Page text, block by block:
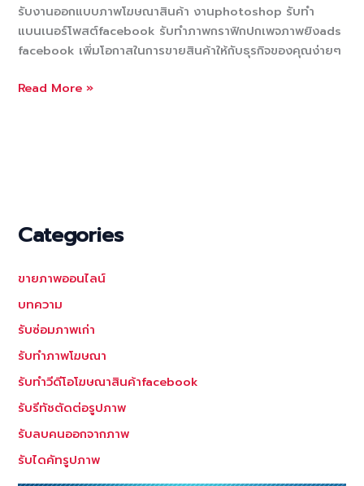
รับงานออกแบบภาพโฆษณาสินค้า งานphotoshop รับทำ
แบนเนอร์โพสต์facebook รับทำภาพกราฟิกปกเพจภาพยิงads
facebook เพิ่มโอกาสในการขายสินค้าให้กับธุรกิจของคุณง่ายๆ
รับ
รับ
ทำ
โพสต์facebook
Read More »
Categories
ขายภาพออนไลน์
บทความ
รับซ่อมภาพเก่า
รับทำภาพโฆษณา
รับทำวีดีโอโฆษณาสินค้าfacebook
รับรีทัชตัดต่อรูปภาพ
รับลบคนออกจากภาพ
รับไดคัทรูปภาพ